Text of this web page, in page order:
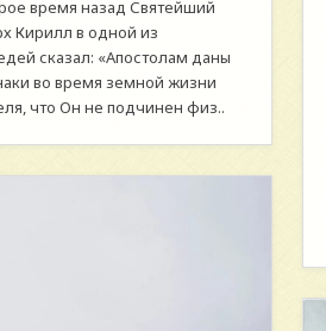
время назад Святейший
Кирилл в одной из
сказал: «Апостолам даны
во время земной жизни
что Он не подчинен физ..